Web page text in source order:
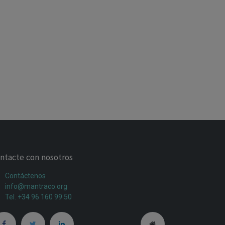
con nosotros
Contáctenos
info@mantraco.org
Tel. +34 96 160 99 50